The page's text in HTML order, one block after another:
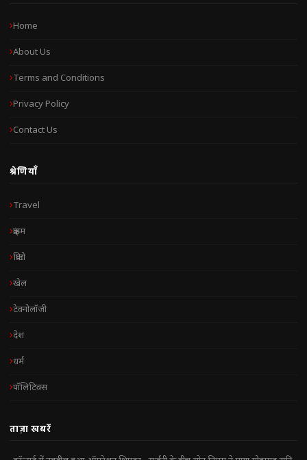
Home
About Us
Terms and Conditions
Privacy Policy
Contact Us
श्रेणियाँ
Travel
क्राइम
क्रिप्टो
खेल
टेक्नोलॉजी
देश
धर्म
पॉलिटिक्स
ताज़ा खबरें